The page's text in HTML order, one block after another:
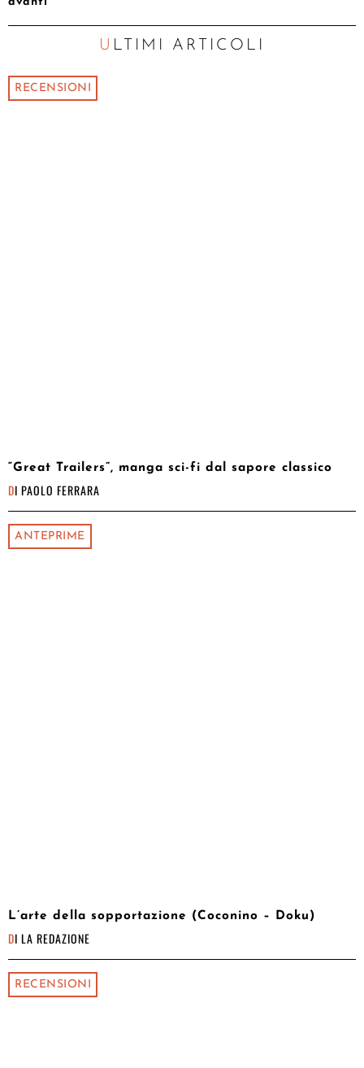
ULTIMI ARTICOLI
RECENSIONI
“Great Trailers”, manga sci-fi dal sapore classico
DI PAOLO FERRARA
ANTEPRIME
L’arte della sopportazione (Coconino – Doku)
DI LA REDAZIONE
RECENSIONI